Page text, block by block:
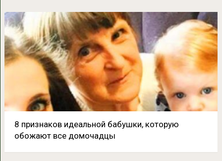
8 признаков идеальной бабушки, которую
обожают все домочадцы